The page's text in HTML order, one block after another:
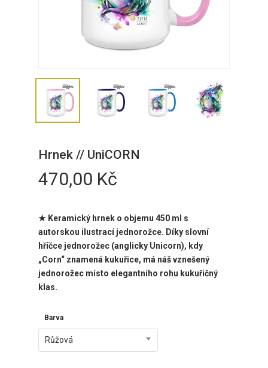
Hrnek // UniCORN
470,00 Kč
★ Keramický hrnek o objemu 450 ml s
autorskou ilustrací jednorožce. Díky slovní
hříčce jednorožec (anglicky Unicorn), kdy
„Corn“ znamená kukuřice, má náš vznešený
jednorožec místo elegantního rohu kukuřičný
klas.
Barva
Růžová